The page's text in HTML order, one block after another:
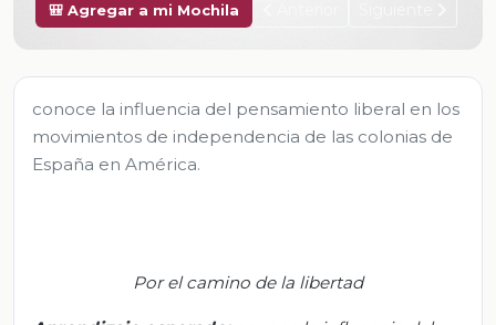
🎒 Agregar a mi Mochila
conoce la influencia del pensamiento liberal en los
movimientos de independencia de las colonias de
España en América.
Por el camino de la libertad